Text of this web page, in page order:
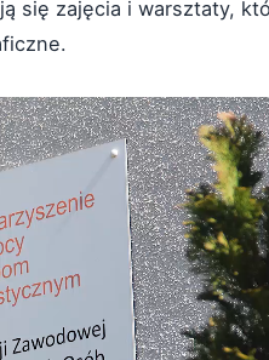
się zajęcia i warsztaty,